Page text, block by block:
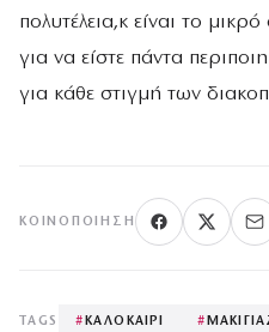
πολυτέλεια,κ είναι το
για να είστε πάντα
για κάθε στιγμή των
ΚΟΙΝΟΠΟΊΗΣΗ
TAGS #ΚΑΛΟΚΑΙΡΙ #